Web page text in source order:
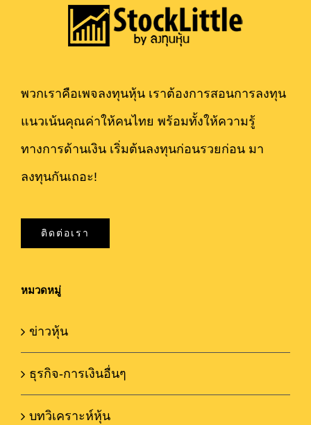
พวกเราคือเพจลงทุนหุ้น เราต้องการสอนการลงทุน
แนวเน้นคุณค่าให้คนไทย พร้อมทั้งให้ความรู้
ทางการด้านเงิน เริ่มต้นลงทุนก่อนรวยก่อน มา
ลงทุนกันเถอะ!
ติดต่อเรา
หมวดหมู่
ข่าวหุ้น
ธุรกิจ-การเงินอื่นๆ
บทวิเคราะห์หุ้น